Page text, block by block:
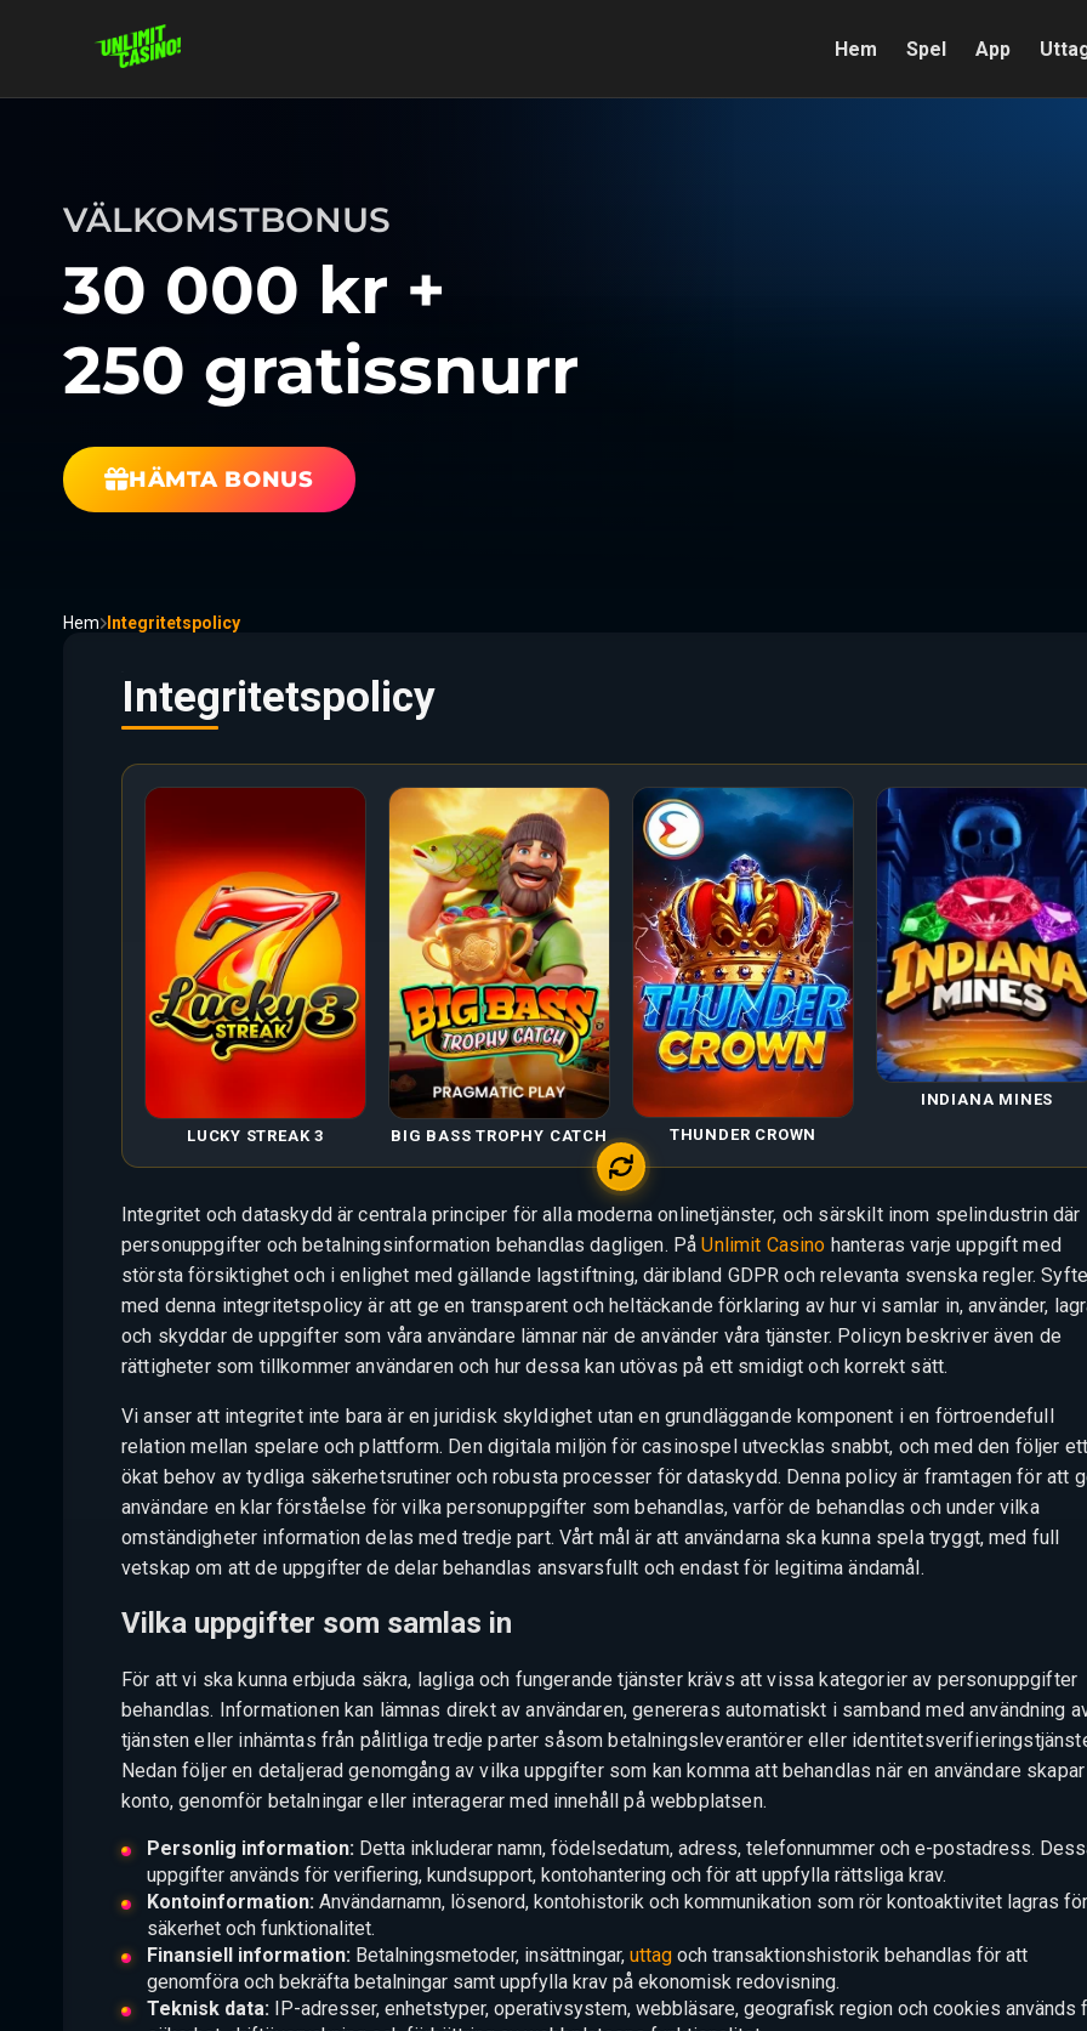
Hem Spel App
VÄLKOMSTBONUS
30 000 kr +
250 gratissnurr
HÄMTA BONUS
Hem Integritetspolicy
Integritetspolicy
LUCKY STREAK 3 BIG BASS TROPHY CATCH THUNDER CROWN
INDIANA MINES
Integritet och dataskydd är centrala principer för alla moderna onlinetjänster, och särskilt inom spelindustrin där
personuppgifter och betalningsinformation behandlas dagligen. PåUnlimit Casino hanteras varje uppgift med
största försiktighet och i enlighet med gällande lagstiftning, däribland GDPR och relevanta svenska regler.
med denna integritetspolicy är att ge en transparent och heltäckande förklaring av hur vi samlar in, använder,
och skyddar de uppgifter som våra användare lämnar när de använder våra tjänster. Policyn beskriver även de
rättigheter som tillkommer användaren och hur dessa kan utövas på ett smidigt och korrekt sätt.
Vi anser att integritet inte bara är en juridisk skyldighet utan en grundläggande komponent i en förtroendefull
relation mellan spelare och plattform. Den digitala miljön för casinospel utvecklas snabbt, och med den följer ett
ökat behov av tydliga säkerhetsrutiner och robusta processer för dataskydd. Denna policy är framtagen för att
användare en klar förståelse för vilka personuppgifter som behandlas, varför de behandlas och under vilka
omständigheter information delas med tredje part. Vårt mål är att användarna ska kunna spela tryggt, med full
vetskap om att de uppgifter de delar behandlas ansvarsfullt och endast för legitima ändamål.
Vilka uppgifter som samlas in
För att vi ska kunna erbjuda säkra, lagliga och fungerande tjänster krävs att vissa kategorier av personuppgifter
behandlas. Informationen kan lämnas direkt av användaren, genereras automatiskt i samband med användning
tjänsten eller inhämtas från pålitliga tredje parter såsom betalningsleverantörer eller
Nedan följer en detaljerad genomgång av vilka uppgifter som kan komma att behandlas när en användare
konto, genomför betalningar eller interagerar med innehåll på webbplatsen.
Personlig information:Detta inkluderar namn, födelsedatum, adress, telefonnummer och e-postadress.
uppgifter används för verifiering, kundsupport, kontohantering och för att uppfylla rättsliga krav.
Kontoinformation:Användarnamn, lösenord, kontohistorik och kommunikation som rör kontoaktivitet lagras för
säkerhet och funktionalitet.
Finansiell information:Betalningsmetoder, insättningar, uttagoch transaktionshistorik behandlas för att
genomföra och bekräfta betalningar samt uppfylla krav på ekonomisk redovisning.
Teknisk data:IP-adresser, enhetstyper, operativsystem, webbläsare, geografisk region och cookies används